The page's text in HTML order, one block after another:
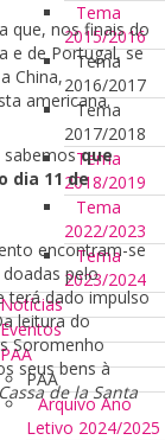
Tema
2015/2016
Tema
2016/2017
Tema
2017/2018
Tema
2018/2019
Tema
2022/2023
Tema
2023/2024
Notícias
Eventos
PAA
PAA
Arquivo Ano
Letivo 2024/2025
que, nos finais do
e de Portugal, se
China,
americana.
sabemosque
dia 11 de
encontram-se
pelo
terá dado impulso
leitura do
Soromenho
seus bens à
de la Santa